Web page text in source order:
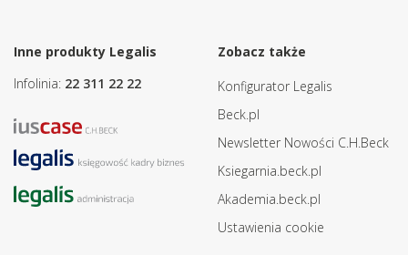
Inne produkty Legalis
Infolinia: 22 311 22 22
Zobacz także
Konfigurator Legalis
Beck.pl
Newsletter Nowości C.H.Beck
Ksiegarnia.beck.pl
Akademia.beck.pl
Ustawienia cookie